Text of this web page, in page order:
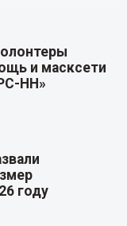
и масксети
НН»
году